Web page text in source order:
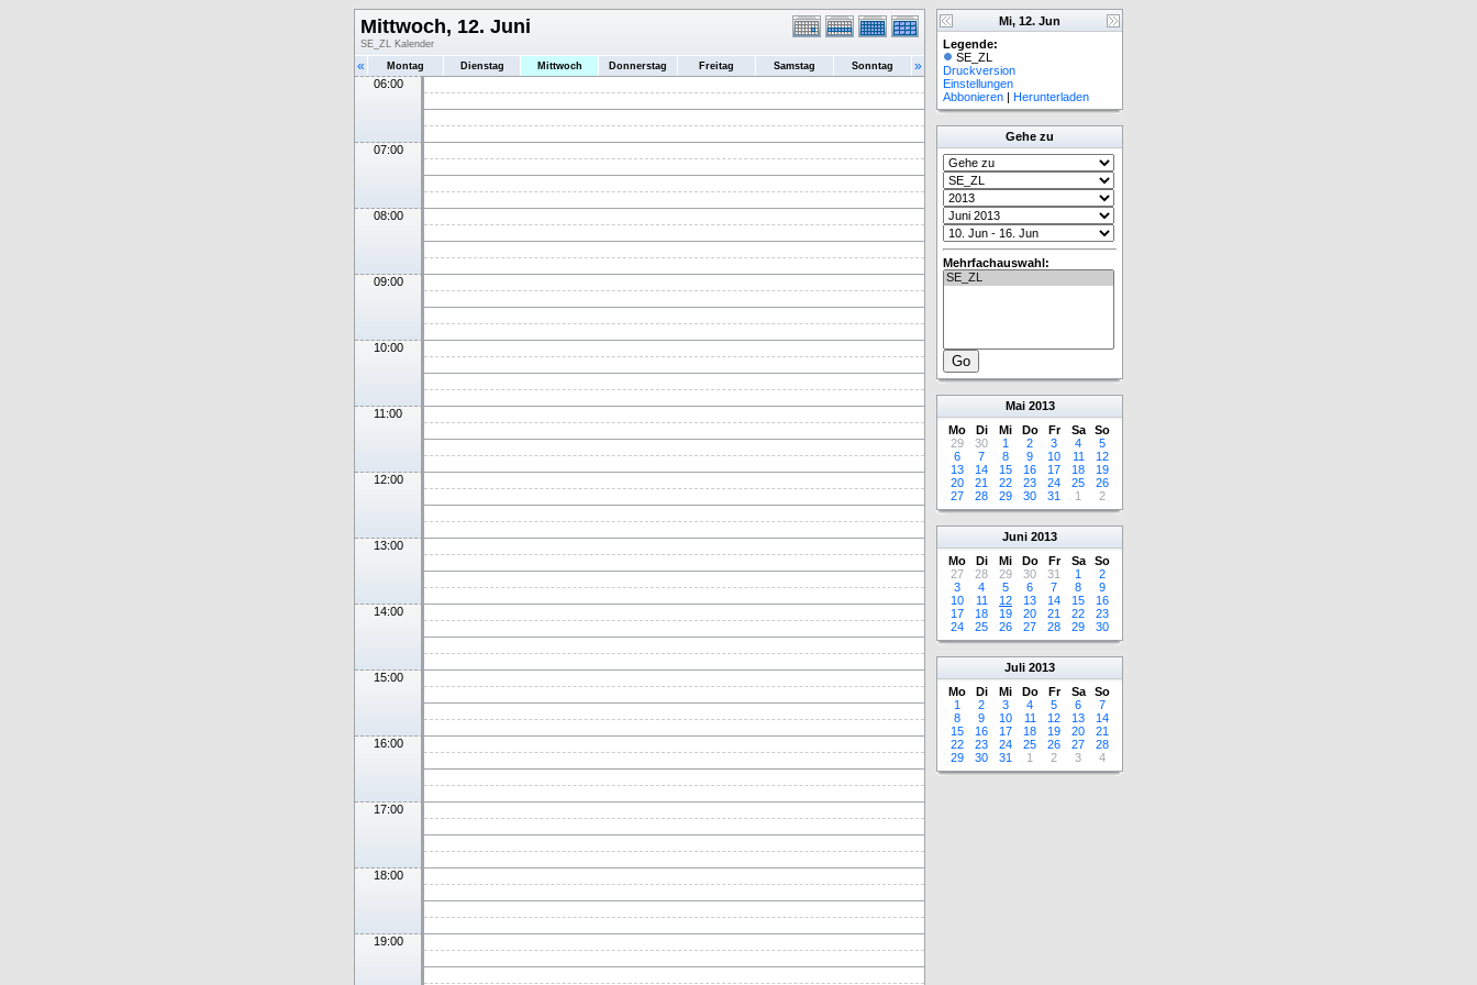
Mittwoch, 12. Juni
SE_ZL Kalender
« Montag Dienstag Mittwoch Donnerstag Freitag Samstag Sonntag »
06:00
07:00
08:00
09:00
10:00
11:00
12:00
13:00
14:00
15:00
16:00
17:00
18:00
19:00
Mi, 12. Jun
Legende:
SE_ZL
Druckversion
Einstellungen
Abbonieren | Herunterladen
Gehe zu
Mehrfachauswahl:
Mai 2013
Mo
Di Mi Do Fr Sa
So
29
30 1 2 3 4
5
6
7 8 9 10 11
12
13
14 15 16 17 18
19
20
21 22 23 24 25
26
27
28 29 30 31 1 2
Juni 2013
Mo
Di Mi Do Fr Sa
So
27
28 29 30 31 1
2
3
4 5 6 7 8
9
10
11 12 13 14 15
16
17
18 19 20 21 22
23
24
25 26 27 28 29 30
Juli 2013
Mo
Di Mi Do Fr Sa
So
1
2 3 4 5 6
7
8
9 10 11 12 13
14
15
16 17 18 19 20
21
22
23 24 25 26 27
28
29
30 31 1 2 3 4